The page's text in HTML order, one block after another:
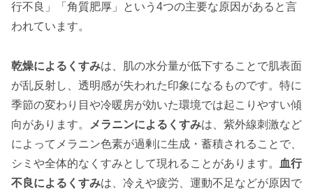
行不良」「角質肥厚」という4つの主要な原因があると言
われています。
乾燥によるくすみは、肌の水分量が低下することで肌表面
が乱反射し、透明感が失われた印象になるものです。特に
季節の変わり目や冷暖房が効いた環境では起こりやすい傾
向があります。
メラニンによるくすみは、紫外線刺激など
によってメラニン色素が過剰に生成・蓄積されることで、
シミや全体的なくすみとして現れることがあります。
血行
不良によるくすみは、冷えや疲労、運動不足などが原因で